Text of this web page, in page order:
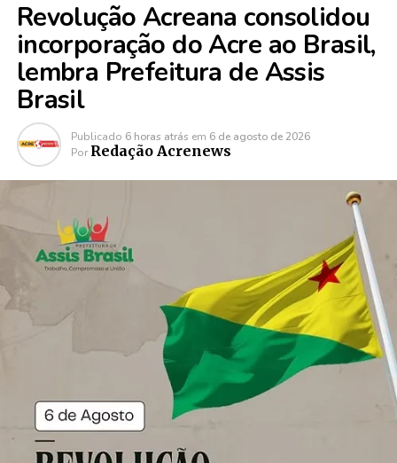
Revolução Acreana consolidou
incorporação do Acre ao Brasil,
lembra Prefeitura de Assis
Brasil
Publicado 6 horas atrás em 6 de agosto de 2026
Por Redação Acrenews